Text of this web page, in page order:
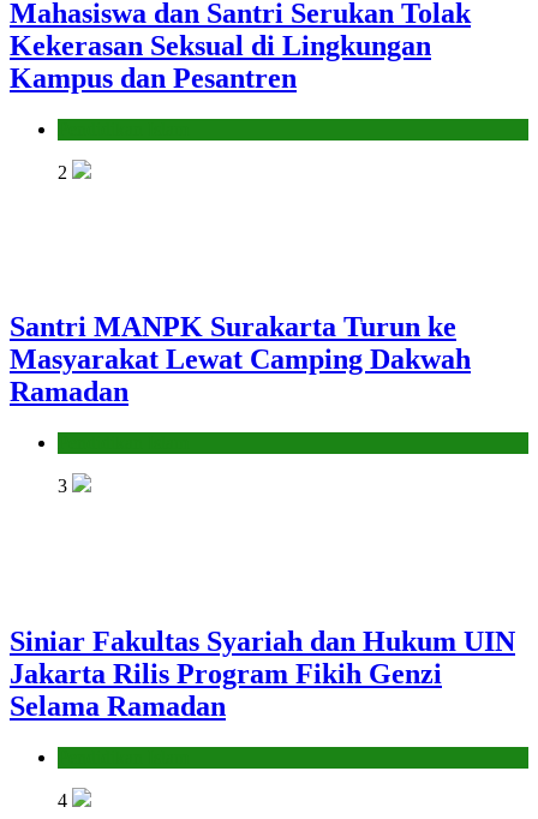
Mahasiswa dan Santri Serukan Tolak
Kekerasan Seksual di Lingkungan
Kampus dan Pesantren
2
Santri MANPK Surakarta Turun ke
Masyarakat Lewat Camping Dakwah
Ramadan
3
Siniar Fakultas Syariah dan Hukum UIN
Jakarta Rilis Program Fikih Genzi
Selama Ramadan
4